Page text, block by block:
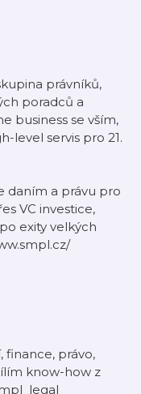
právníků,
poradců a
business se vším,
level servis pro 21.
daním a právu pro
VC investice,
exity velkých
finance, právo,
know-how z